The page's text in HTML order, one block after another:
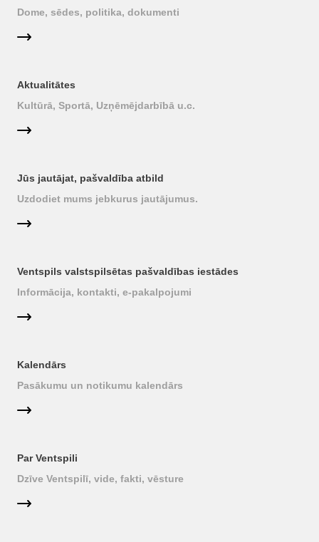
Dome, sēdes, politika, dokumenti
Aktualitātes
Kultūrā, Sportā, Uzņēmējdarbībā u.c.
Jūs jautājat, pašvaldība atbild
Uzdodiet mums jebkurus jautājumus.
Ventspils valstspilsētas pašvaldības iestādes
Informācija, kontakti, e-pakalpojumi
Kalendārs
Pasākumu un notikumu kalendārs
Par Ventspili
Dzīve Ventspilī, vide, fakti, vēsture